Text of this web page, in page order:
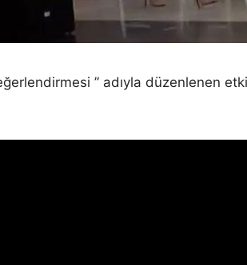
” adıyla düzenlenen